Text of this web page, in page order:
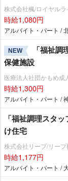
株式会社楓/ロイヤル
時給1,080円
アルバイト・パート /
NEW
「福祉
保健施設
医療法人社団かもめ成
時給1,300円
アルバイト・パート /
「福祉調理スタ
け住宅
株式会社リープ/リー
時給1,177円
アルバイト・パート /